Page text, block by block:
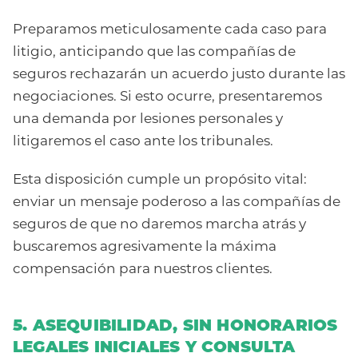
Preparamos meticulosamente cada caso para
litigio, anticipando que las compañías de
seguros rechazarán un acuerdo justo durante las
negociaciones. Si esto ocurre, presentaremos
una demanda por lesiones personales y
litigaremos el caso ante los tribunales.
Esta disposición cumple un propósito vital:
enviar un mensaje poderoso a las compañías de
seguros de que no daremos marcha atrás y
buscaremos agresivamente la máxima
compensación para nuestros clientes.
5. ASEQUIBILIDAD, SIN HONORARIOS
LEGALES INICIALES Y CONSULTA